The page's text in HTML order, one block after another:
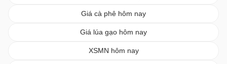
Giá cà phê hôm nay
Giá lúa gạo hôm nay
XSMN hôm nay